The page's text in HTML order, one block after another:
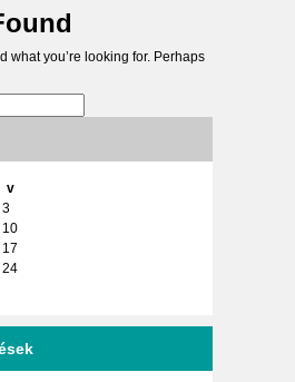
what you’re looking for. Perhaps
v
3
10
17
24